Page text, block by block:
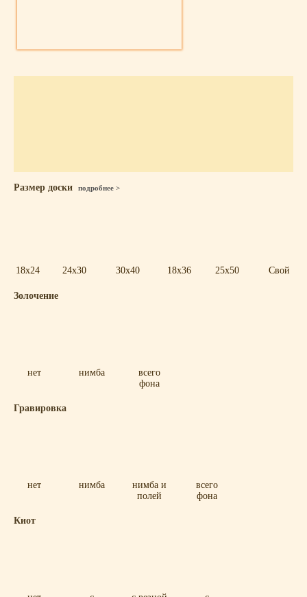
Размер доски подробнее >
18x24 24x30 30x40 18x36 25x50 Свой
Золочение
нет нимба
всего
фона
Гравировка
нет нимба
нимба и
полей
всего
фона
Киот